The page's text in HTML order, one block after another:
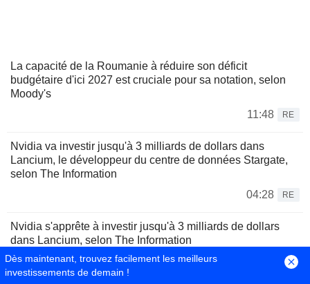
La capacité de la Roumanie à réduire son déficit
budgétaire d'ici 2027 est cruciale pour sa notation, selon
Moody's
11:48
RE
Nvidia va investir jusqu'à 3 milliards de dollars dans
Lancium, le développeur du centre de données Stargate,
selon The Information
04:28
RE
Nvidia s'apprête à investir jusqu'à 3 milliards de dollars
dans Lancium, selon The Information
RE
Dès maintenant, trouvez facilement les meilleurs
investissements de demain !